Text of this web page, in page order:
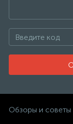
Обзоры и советы